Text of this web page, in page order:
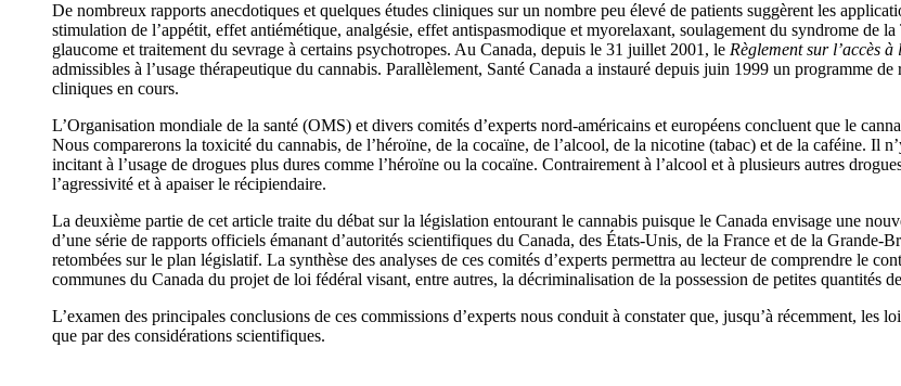
De nombreux rapports anecdotiques et quelques études cliniques sur un nombre peu élevé de patients suggèrent les
stimulation de l’appétit, effet antiémétique, analgésie, effet antispasmodique et myorelaxant, soulagement du syndrome
glaucome et traitement du sevrage à certains psychotropes. Au Canada, depuis le 31 juillet 2001, le Règlement sur l’accès
admissibles à l’usage thérapeutique du cannabis. Parallèlement, Santé Canada a instauré depuis juin 1999 un programme
cliniques en cours.
L’Organisation mondiale de la santé (OMS) et divers comités d’experts nord-américains et européens concluent que le
Nous comparerons la toxicité du cannabis, de l’héroïne, de la cocaïne, de l’alcool, de la nicotine (tabac) et de la caféine. Il
incitant à l’usage de drogues plus dures comme l’héroïne ou la cocaïne. Contrairement à l’alcool et à plusieurs autres
l’agressivité et à apaiser le récipiendaire.
La deuxième partie de cet article traite du débat sur la législation entourant le cannabis puisque le Canada envisage une
d’une série de rapports officiels émanant d’autorités scientifiques du Canada, des États-Unis, de la France et de la
retombées sur le plan législatif. La synthèse des analyses de ces comités d’experts permettra au lecteur de comprendre le
communes du Canada du projet de loi fédéral visant, entre autres, la décriminalisation de la possession de petites quantités
L’examen des principales conclusions de ces commissions d’experts nous conduit à constater que, jusqu’à récemment, les
que par des considérations scientifiques.